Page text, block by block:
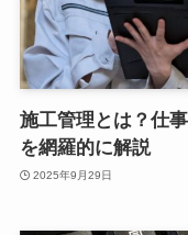
施工管理とは？仕
を網羅的に解説
2025年9月29日